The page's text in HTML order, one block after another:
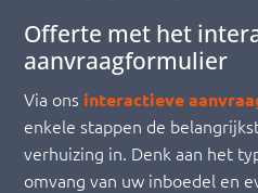
Offerte met het
aanvraagformulier
Via ons interactieve
enkele stappen de
verhuizing in. Denk aan het
omvang van uw inboedel en